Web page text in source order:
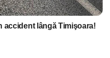
accident lângă Timişoara!